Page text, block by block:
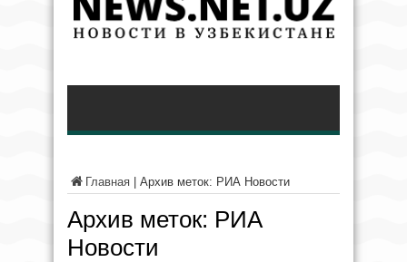
Главная Архив меток: РИА Новости
Архив меток: РИА
Новости